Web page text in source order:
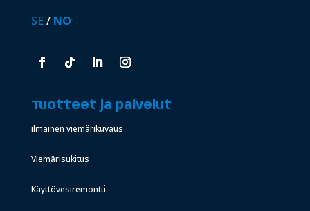
SE/ NO
Tuotteet ja palvelut
ilmainen viemärikuvaus
Viemärisukitus
Käyttövesiremontti